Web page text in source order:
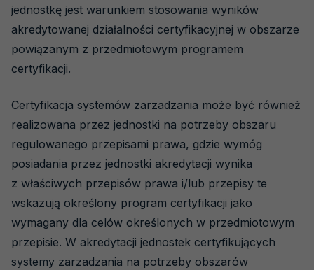
jednostkę jest warunkiem stosowania wyników
akredytowanej działalności certyfikacyjnej w obszarze
powiązanym z przedmiotowym programem
certyfikacji.
Certyfikacja systemów zarzadzania może być również
realizowana przez jednostki na potrzeby obszaru
regulowanego przepisami prawa, gdzie wymóg
posiadania przez jednostki akredytacji wynika
z właściwych przepisów prawa i/lub przepisy te
wskazują określony program certyfikacji jako
wymagany dla celów określonych w przedmiotowym
przepisie. W akredytacji jednostek certyfikujących
systemy zarzadzania na potrzeby obszarów